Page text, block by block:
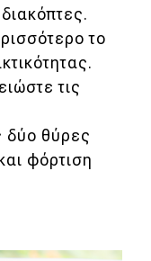
το
τις
δύο θύρες
φόρτιση